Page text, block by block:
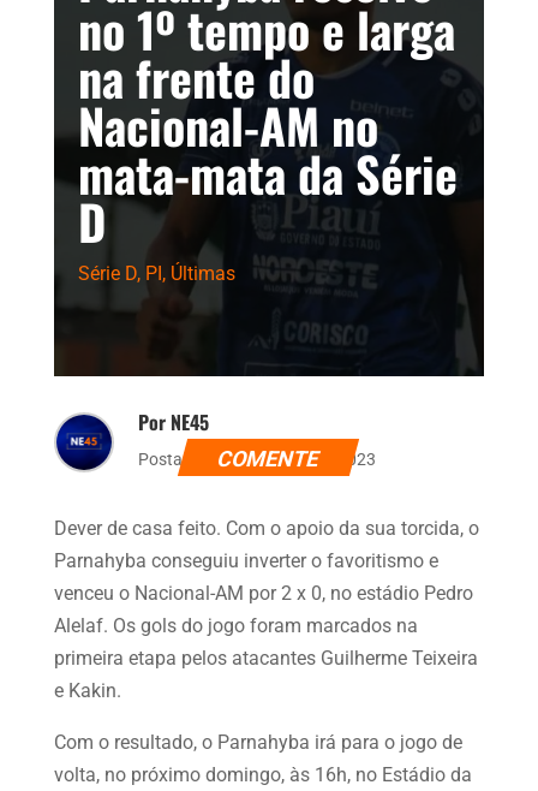
no 1º tempo e larga
na frente do
Nacional-AM no
mata-mata da Série
D
Série D, PI, Últimas
Por NE45
Postado dia 30 de julho de 2023
COMENTE
Dever de casa feito. Com o apoio da sua torcida, o
Parnahyba conseguiu inverter o favoritismo e
venceu o Nacional-AM por 2 x 0, no estádio Pedro
Alelaf. Os gols do jogo foram marcados na
primeira etapa pelos atacantes Guilherme Teixeira
e Kakin.
Com o resultado, o Parnahyba irá para o jogo de
volta, no próximo domingo, às 16h, no Estádio da